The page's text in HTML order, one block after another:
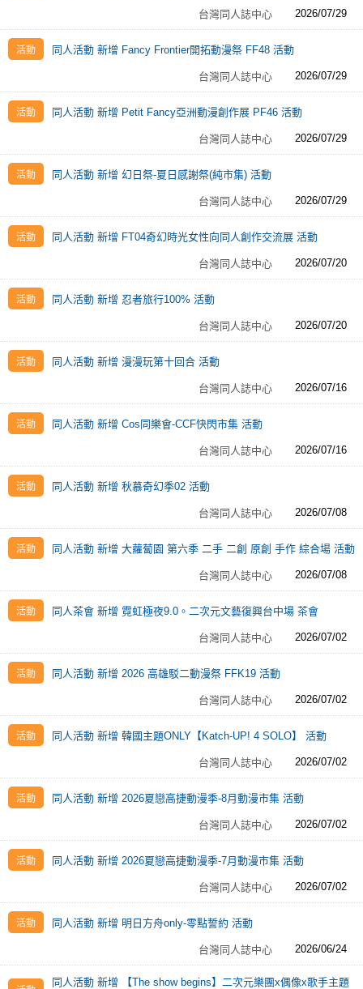
台灣同人誌中心 2026/07/29
同人活動 新增 Fancy Frontier開拓動漫祭 FF48 活動
台灣同人誌中心 2026/07/29
同人活動 新增 Petit Fancy亞洲動漫創作展 PF46 活動
台灣同人誌中心 2026/07/29
同人活動 新增 幻日祭-夏日感謝祭(純市集) 活動
台灣同人誌中心 2026/07/29
同人活動 新增 FT04奇幻時光女性向同人創作交流展 活動
台灣同人誌中心 2026/07/20
同人活動 新增 忍者旅行100% 活動
台灣同人誌中心 2026/07/20
同人活動 新增 漫漫玩第十回合 活動
台灣同人誌中心 2026/07/16
同人活動 新增 Cos同樂會-CCF快閃市集 活動
台灣同人誌中心 2026/07/16
同人活動 新增 秋慕奇幻季02 活動
台灣同人誌中心 2026/07/08
同人活動 新增 大蘿蔔園 第六季 二手 二創 原創 手作 綜合場 活動
台灣同人誌中心 2026/07/08
同人茶會 新增 霓虹極夜9.0。二次元文藝復興台中場 茶會
台灣同人誌中心 2026/07/02
同人活動 新增 2026 高雄駁二動漫祭 FFK19 活動
台灣同人誌中心 2026/07/02
同人活動 新增 韓國主題ONLY【Katch-UP! 4 SOLO】 活動
台灣同人誌中心 2026/07/02
同人活動 新增 2026夏戀高捷動漫季-8月動漫市集 活動
台灣同人誌中心 2026/07/02
同人活動 新增 2026夏戀高捷動漫季-7月動漫市集 活動
台灣同人誌中心 2026/07/02
同人活動 新增 明日方舟only-零點誓約 活動
台灣同人誌中心 2026/06/24
同人活動 新增 【The show begins】二次元樂團x偶像x歌手主題